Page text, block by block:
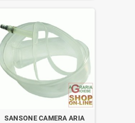
SANSONE CAMERA ARIA